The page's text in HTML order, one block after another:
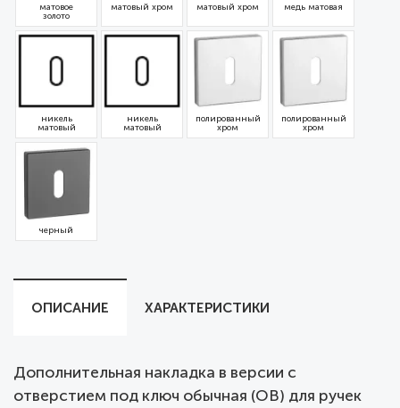
матовое
золото
матовый хром матовый хром медь матовая
никель
матовый
никель
матовый
полированный
хром
полированный
хром
черный
ОПИСАНИЕ ХАРАКТЕРИСТИКИ
Дополнительная накладка в версии с
отверстием под ключ обычная (OB) для ручек